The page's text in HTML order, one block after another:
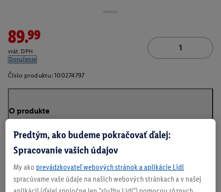
89.99
vrát. DPH
Doručenie
Číslo produktu: 100274797
O produkte
Predtým, ako budeme pokračovať ďalej:
Spracovanie vašich údajov
My ako prevádzkovateľ webových stránok a aplikácie Lidl
spracúvame vaše údaje na našich webových stránkach a v našej